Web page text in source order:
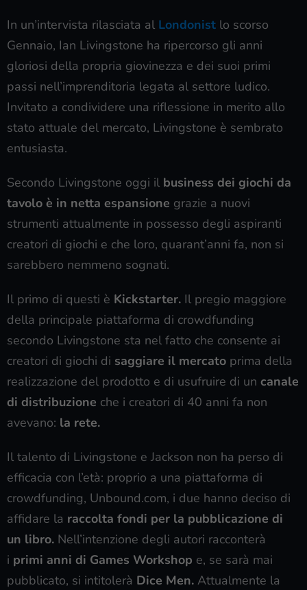
In un’intervista rilasciata al Londonist lo scorso
Gennaio, Ian Livingstone ha ripercorso gli anni
gloriosi della propria giovinezza e dei suoi primi
passi nell’imprenditoria legata al settore ludico.
Invitato a condividere una riflessione in merito allo
stato attuale del mercato, Livingstone è sembrato
entusiasta.
Secondo Livingstone oggi il business dei giochi da
tavolo è in netta espansione grazie a nuovi
strumenti attualmente in possesso degli aspiranti
creatori di giochi e che loro, quarant’anni fa, non si
sarebbero nemmeno sognati.
Il primo di questi è Kickstarter. Il pregio maggiore
della principale piattaforma di crowdfunding
secondo Livingstone sta nel fatto che consente ai
creatori di giochi di saggiare il mercato prima della
realizzazione del prodotto e di usufruire di un canale
di distribuzione che i creatori di 40 anni fa non
avevano: la rete.
Il talento di Livingstone e Jackson non ha perso di
efficacia con l’età: proprio a una piattaforma di
crowdfunding, Unbound.com, i due hanno deciso di
affidare la raccolta fondi per la pubblicazione di
un libro. Nell’intenzione degli autori racconterà
i primi anni di Games Workshop e, se sarà mai
pubblicato, si intitolerà Dice Men. Attualmente la